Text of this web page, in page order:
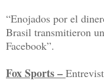
“Enojados por el
Brasil transmitieron
Facebook”.
Fox Sports –